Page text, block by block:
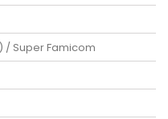
/ Super Famicom